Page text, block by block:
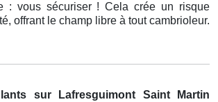
: vous sécuriser ! Cela crée un risque
offrant le champ libre à tout cambrioleur.
sur Lafresguimont Saint Martin